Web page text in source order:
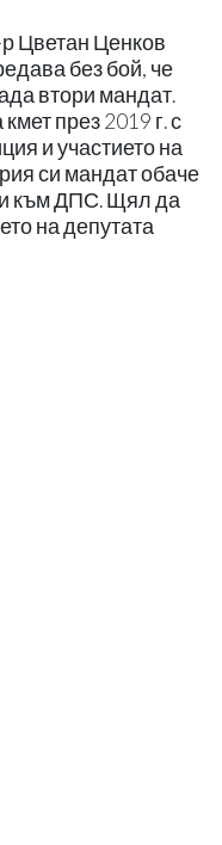
Цветан Ценков
без бой, че
втори мандат.
през 2019 г. с
и участието на
си мандат обаче
към ДПС. Щял да
на депутата